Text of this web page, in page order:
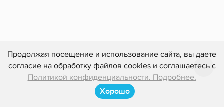
Продолжая посещение и использование сайта, вы даете
согласие на обработку файлов cookies и соглашаетесь с
Политикой конфиденциальности. Подробнее.
Хорошо